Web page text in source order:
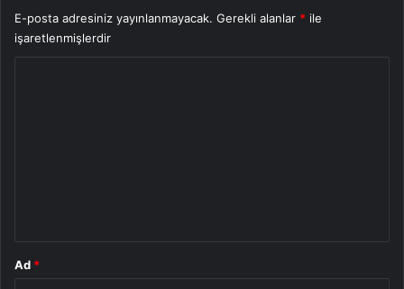
E-posta adresiniz yayınlanmayacak. Gerekli alanlar * ile
işaretlenmişlerdir
Ad *